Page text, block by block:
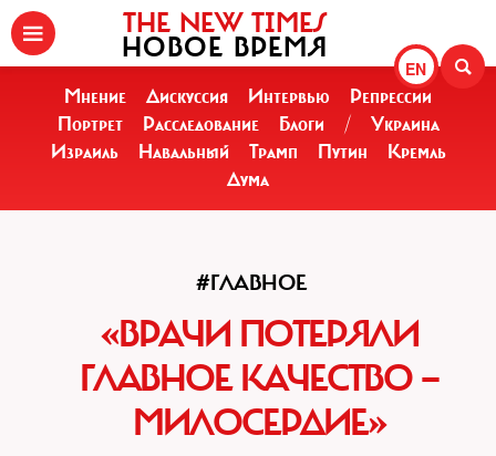
EN
THE NEW TIMES
НОВОЕ ВРЕМЯ
Мнение Дискуссия Интервью
Репрессии
Портрет
Расследование Блоги /
Украина
Израиль
Навальный Трамп Путин
Кремль
Дума
#ГЛАВНОЕ
«ВРАЧИ ПОТЕРЯЛИ
ГЛАВНОЕ КАЧЕСТВО —
МИЛОСЕРДИЕ»